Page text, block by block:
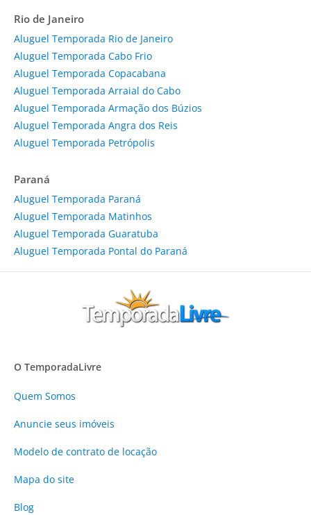
Rio de Janeiro
Aluguel Temporada Rio de Janeiro
Aluguel Temporada Cabo Frio
Aluguel Temporada Copacabana
Aluguel Temporada Arraial do Cabo
Aluguel Temporada Armação dos Búzios
Aluguel Temporada Angra dos Reis
Aluguel Temporada Petrópolis
Paraná
Aluguel Temporada Paraná
Aluguel Temporada Matinhos
Aluguel Temporada Guaratuba
Aluguel Temporada Pontal do Paraná
O TemporadaLivre
Quem Somos
Anuncie seus imóveis
Modelo de contrato de locação
Mapa do site
Blog